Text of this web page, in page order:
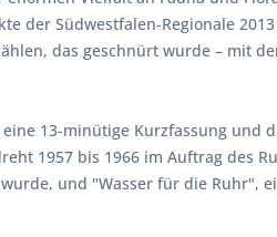
Südwestfalen-Regionale
das geschnürt wurde – mit
13-minütige Kurzfassung und
1957 bis 1966 im Auftrag des
und "Wasser für die Ruhr",